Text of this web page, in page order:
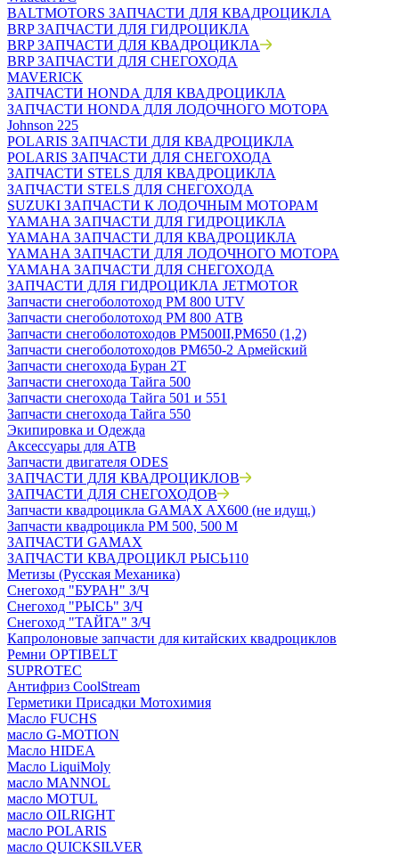
BALTMOTORS ЗАПЧАСТИ ДЛЯ КВАДРОЦИКЛА
BRP ЗАПЧАСТИ ДЛЯ ГИДРОЦИКЛА
BRP ЗАПЧАСТИ ДЛЯ КВАДРОЦИКЛА
BRP ЗАПЧАСТИ ДЛЯ СНЕГОХОДА
MAVERICK
ЗАПЧАСТИ HONDA ДЛЯ КВАДРОЦИКЛА
ЗАПЧАСТИ HONDA ДЛЯ ЛОДОЧНОГО МОТОРА
Johnson 225
POLARIS ЗАПЧАСТИ ДЛЯ КВАДРОЦИКЛА
POLARIS ЗАПЧАСТИ ДЛЯ СНЕГОХОДА
ЗАПЧАСТИ STELS ДЛЯ КВАДРОЦИКЛА
ЗАПЧАСТИ STELS ДЛЯ СНЕГОХОДА
SUZUKI ЗАПЧАСТИ К ЛОДОЧНЫМ МОТОРАМ
YAMAHA ЗАПЧАСТИ ДЛЯ ГИДРОЦИКЛА
YAMAHA ЗАПЧАСТИ ДЛЯ КВАДРОЦИКЛА
YAMAHA ЗАПЧАСТИ ДЛЯ ЛОДОЧНОГО МОТОРА
YAMAHA ЗАПЧАСТИ ДЛЯ СНЕГОХОДА
ЗАПЧАСТИ ДЛЯ ГИДРОЦИКЛА JETMOTOR
Запчасти снегоболотоход РМ 800 UTV
Запчасти снегоболотоход РМ 800 АТВ
Запчасти снегоболотоходов РМ500II,РМ650 (1,2)
Запчасти снегоболотоходов РМ650-2 Армейский
Запчасти снегохода Буран 2Т
Запчасти снегохода Тайга 500
Запчасти снегохода Тайга 501 и 551
Запчасти снегохода Тайга 550
Экипировка и Одежда
Аксессуары для АТВ
Запчасти двигателя ODES
ЗАПЧАСТИ ДЛЯ КВАДРОЦИКЛОВ
ЗАПЧАСТИ ДЛЯ СНЕГОХОДОВ
Запчасти квадроцикла GAMAX AX600 (не идущ.)
Запчасти квадроцикла РМ 500, 500 М
ЗАПЧАСТИ GAMAX
ЗАПЧАСТИ КВАДРОЦИКЛ РЫСЬ110
Метизы (Русская Механика)
Снегоход "БУРАН" З/Ч
Снегоход "РЫСЬ" З/Ч
Снегоход "ТАЙГА" З/Ч
Капролоновые запчасти для китайских квадроциклов
Ремни OPTIBELT
SUPROTEC
Антифриз CoolStream
Герметики Присадки Мотохимия
Масло FUCHS
масло G-MOTION
Масло HIDEA
Масло LiquiMoly
масло MANNOL
масло MOTUL
масло OILRIGHT
масло POLARIS
масло QUICKSILVER